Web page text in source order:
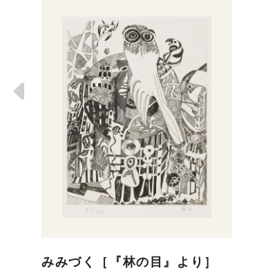
みみづく［『林の目』より］